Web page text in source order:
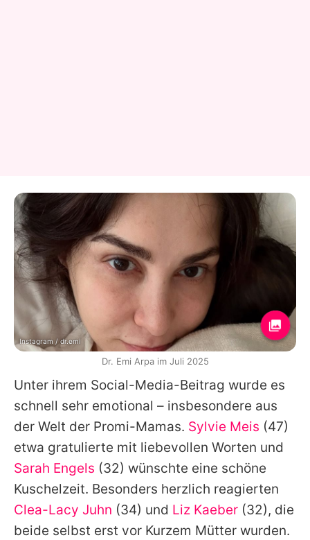
Unter ihrem Social-Media-Beitrag wurde es
schnell sehr emotional – insbesondere aus
der Welt der Promi-Mamas. Sylvie Meis (47)
etwa gratulierte mit liebevollen Worten und
Sarah Engels (32) wünschte eine schöne
Kuschelzeit. Besonders herzlich reagierten
Clea-Lacy Juhn (34) und Liz Kaeber (32), die
beide selbst erst vor Kurzem Mütter wurden.
Instagram / dr.emi
Dr. Emi Arpa im Juli 2025